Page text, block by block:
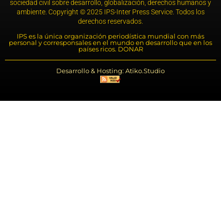
sociedad civil sobre desarrollo, globalización, derechos humanos y
ambiente. Copyright © 2025 IPS-Inter Press Service. Todos los
derechos reservados.
IPS es la única organización periodística mundial con más
personal y corresponsales en el mundo en desarrollo que en los
países ricos. DONAR
Desarrollo & Hosting: Atiko.Studio